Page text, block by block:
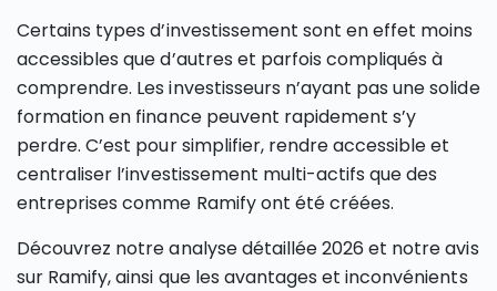
Certains types d’investissement sont en effet moins
accessibles que d’autres et parfois compliqués à
comprendre. Les investisseurs n’ayant pas une solide
formation en finance peuvent rapidement s’y
perdre. C’est pour simplifier, rendre accessible et
centraliser l’investissement multi-actifs que des
entreprises comme Ramify ont été créées.
Découvrez notre analyse détaillée 2026 et notre avis
sur Ramify, ainsi que les avantages et inconvénients